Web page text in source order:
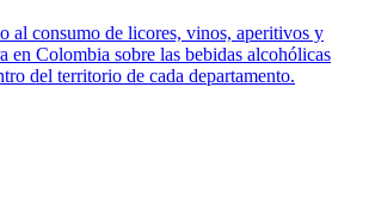
al consumo de licores, vinos, aperitivos y
en Colombia sobre las bebidas alcohólicas
del territorio de cada departamento.